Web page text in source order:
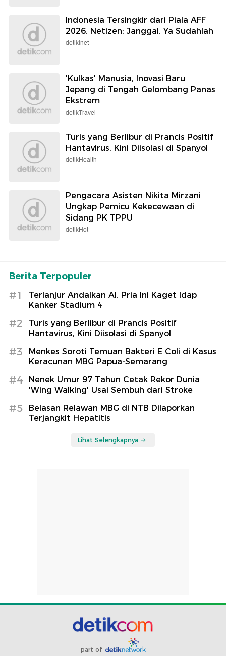
Indonesia Tersingkir dari Piala AFF
2026, Netizen: Janggal, Ya Sudahlah
detikInet
'Kulkas' Manusia, Inovasi Baru
Jepang di Tengah Gelombang Panas
Ekstrem
detikTravel
Turis yang Berlibur di Prancis Positif
Hantavirus, Kini Diisolasi di Spanyol
detikHealth
Pengacara Asisten Nikita Mirzani
Ungkap Pemicu Kekecewaan di
Sidang PK TPPU
detikHot
Berita Terpopuler
#1
Terlanjur Andalkan AI, Pria Ini Kaget Idap
Kanker Stadium 4
#2
Turis yang Berlibur di Prancis Positif
Hantavirus, Kini Diisolasi di Spanyol
#3
Menkes Soroti Temuan Bakteri E Coli di Kasus
Keracunan MBG Papua-Semarang
#4
Nenek Umur 97 Tahun Cetak Rekor Dunia
'Wing Walking' Usai Sembuh dari Stroke
#5
Belasan Relawan MBG di NTB Dilaporkan
Terjangkit Hepatitis
Lihat Selengkapnya
part of